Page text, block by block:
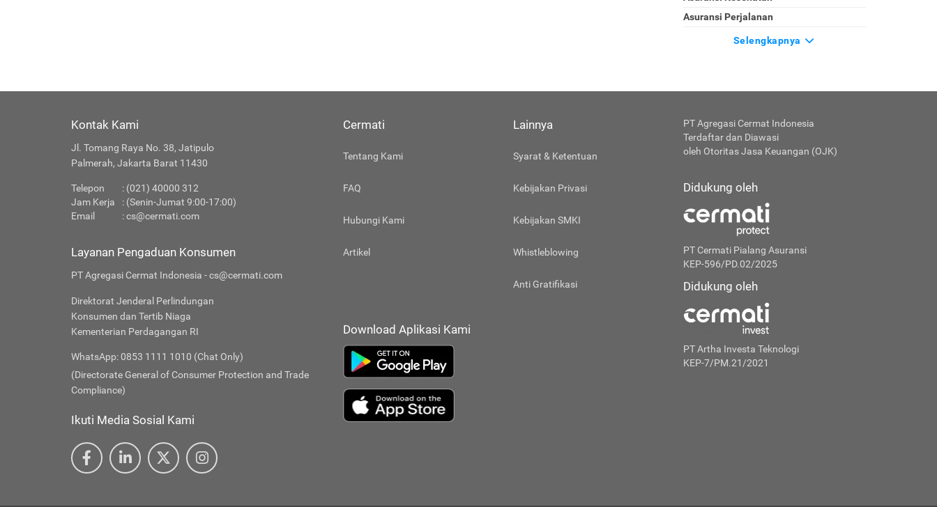
Asuransi Perjalanan
Selengkapnya
Kontak Kami
Jl. Tomang Raya No. 38, Jatipulo
Palmerah, Jakarta Barat 11430
Telepon
: (021) 40000 312
Jam Kerja
: (Senin-Jumat 9:00-17:00)
Email
:cs@cermati.com
Layanan Pengaduan Konsumen
PT Agregasi Cermat Indonesia - cs@cermati.com
Direktorat Jenderal Perlindungan
Konsumen dan Tertib Niaga
Kementerian Perdagangan RI
WhatsApp: 0853 1111 1010 (Chat Only)
(Directorate General of Consumer Protection and Trade
Compliance)
Ikuti Media Sosial Kami
Cermati
Tentang Kami
FAQ
Hubungi Kami
Artikel
Lainnya
Syarat & Ketentuan
Kebijakan Privasi
Kebijakan SMKI
Whistleblowing
Anti Gratifikasi
Download Aplikasi Kami
PT Agregasi Cermat Indonesia
Terdaftar dan Diawasi
oleh Otoritas Jasa Keuangan (OJK)
Didukung oleh
PT Cermati Pialang Asuransi
KEP-596/PD.02/2025
Didukung oleh
PT Artha Investa Teknologi
KEP-7/PM.21/2021